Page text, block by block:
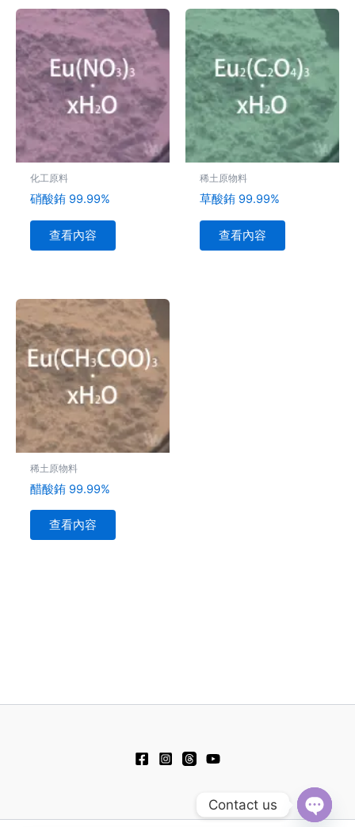
化工原料
硝酸銪 99.99%
查看內容
稀土原物料
草酸銪 99.99%
查看內容
稀土原物料
醋酸銪 99.99%
查看內容
Contact us